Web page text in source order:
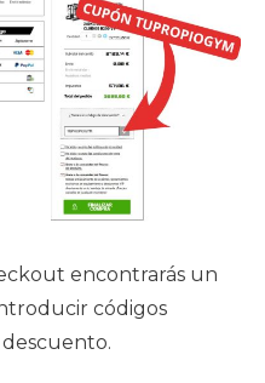
encontrarás un
códigos